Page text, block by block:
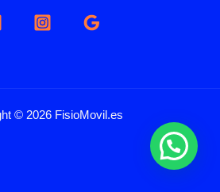
© 2026 FisioMovil.es